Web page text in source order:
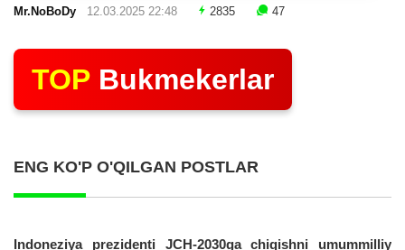
Mr.NoBoDy 12.03.2025 22:48 2835 47
TOP Bukmekerlar
ENG KO'P O'QILGAN POSTLAR
Indoneziya prezidenti JCH-2030ga chiqishni umummilliy